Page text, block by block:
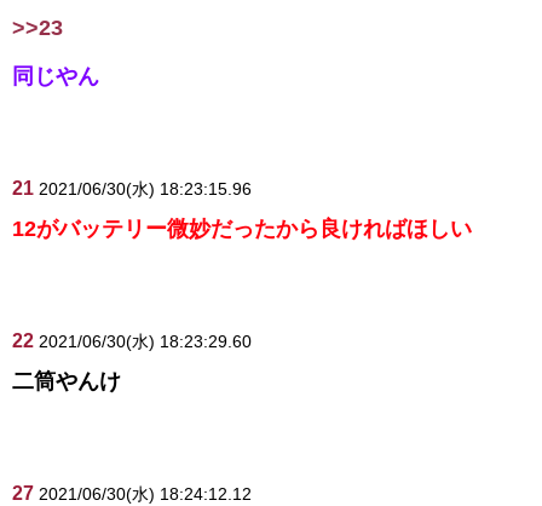
>>23
同じやん
21 2021/06/30(水) 18:23:15.96
12がバッテリー微妙だったから良ければほしい
22 2021/06/30(水) 18:23:29.60
二筒やんけ
27 2021/06/30(水) 18:24:12.12